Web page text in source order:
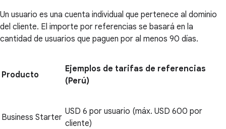
Un usuario es una cuenta individual que pertenece al dominio
del cliente. El importe por referencias se basará en la
cantidad de usuarios que paguen por al menos 90 días.
Producto
Ejemplos de tarifas de referencias
(Perú)
Business Starter
USD 6 por usuario (máx. USD 600 por
cliente)